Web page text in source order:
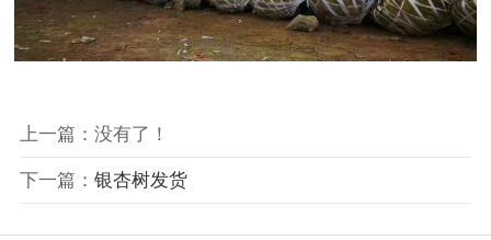
上一篇：没有了！
下一篇： 银杏树发货